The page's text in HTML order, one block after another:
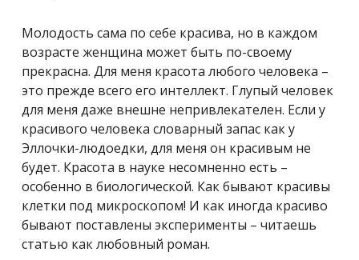
Молодость сама по себе красива, но в каждом
возрасте женщина может быть по-своему
прекрасна. Для меня красота любого человека –
это прежде всего его интеллект. Глупый человек
для меня даже внешне непривлекателен. Если у
красивого человека словарный запас как у
Эллочки-людоедки, для меня он красивым не
будет. Красота в науке несомненно есть –
особенно в биологической. Как бывают красивы
клетки под микроскопом! И как иногда красиво
бывают поставлены эксперименты – читаешь
статью как любовный роман.